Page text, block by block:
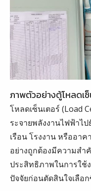
ภาพตัวอย่างตู้โหลดเ
โหลดเซ็นเตอร์ (Load
ระจายพลังงานไฟฟ้าไ
เรือน โรงงาน หรืออา
อย่างถูกต้องมีความส
ประสิทธิภาพในการใช้
ปัจจัยก่อนตัดสินใจเลือ